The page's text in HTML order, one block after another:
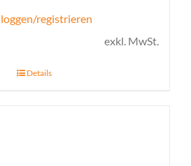
registrieren
exkl. MwSt.
Details